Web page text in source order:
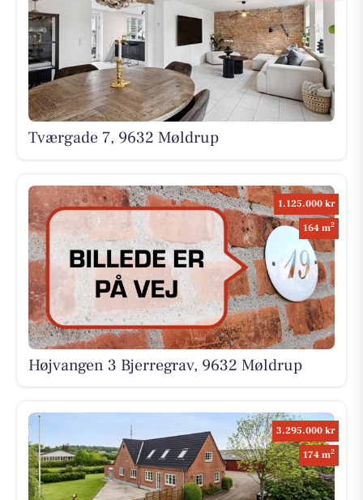
Tværgade 7, 9632 Møldrup
1.125.000 kr
164 m2
Højvangen 3 Bjerregrav, 9632 Møldrup
3.295.000 kr
174 m2